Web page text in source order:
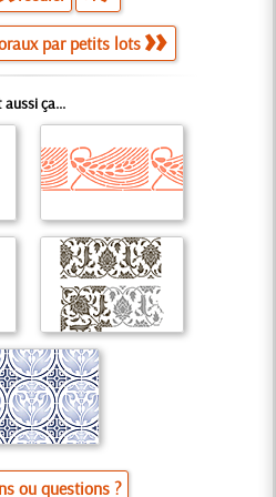
par petits lots
aussi ça...
ou questions ?